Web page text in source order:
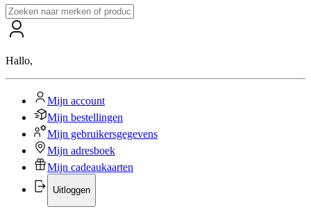
Hallo,
Mijn account
Mijn bestellingen
Mijn gebruikersgegevens
Mijn adresboek
Mijn cadeaukaarten
Uitloggen